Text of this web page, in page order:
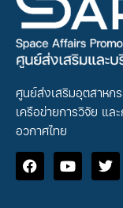
ศูนย์ส่งเสริมอุตสาหก
เครือข่ายการวิจัย แล
อวกาศไทย